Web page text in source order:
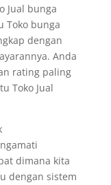
Jual bunga
Toko bunga
dengan
Anda
rating paling
Toko Jual
dimana kita
dengan sistem